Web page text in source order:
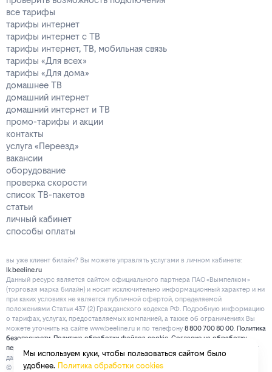
все тарифы
тарифы интернет
тарифы интернет с ТВ
тарифы интернет, ТВ, мобильная связь
тарифы «Для всех»
тарифы «Для дома»
домашнее ТВ
домашний интернет
домашний интернет и ТВ
промо-тарифы и акции
контакты
услуга «Переезд»
вакансии
оборудование
проверка скорости
список ТВ-пакетов
статьи
личный кабинет
способы оплаты
вы уже клиент билайн? Вы можете управлять услугами в личнoм кaбинeтe:
lk.beeline.ru
Данный ресурс является сайтом официального партнера ПАО «Вымпелком»
(торговая марка билайн) и носит исключительно информационный характер и ни
при каких условиях не является публичной офертой, определяемой
положениями Статьи 437 (2) Гражданского кодекса РФ. Подробную информацию
о тарифах, услугах, предоставляемых компанией, а также об ограничениях Вы
можете уточнить на сайте www.beeline.ru и по телефону 8 800 700 80 00. Политика
безопасности Политика обработки файлов cookie Согласие на обработку
персональных данных
. Отписаться от получения информационных рассылок от
данного ресурса можно настранице.
© mirbeeline.ru - официальный партнер билайн. 2026 г.
Мы используем куки, чтобы пользоваться сайтом было
удобнее. Политика обработки cookies